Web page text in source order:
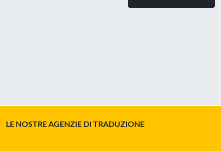
LE NOSTRE AGENZIE DI TRADUZIONE